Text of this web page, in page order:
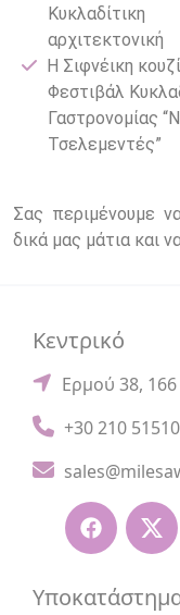
Κυκλαδίτικη
αρχιτεκτονική
Η Σιφνέικη
Φεστιβάλ
Γαστρονομίας
Τσελεμεντές”
Σας περιμένουμε
δικά μας μάτια και
Κεντρικό
Ερμού 38,
+30 210